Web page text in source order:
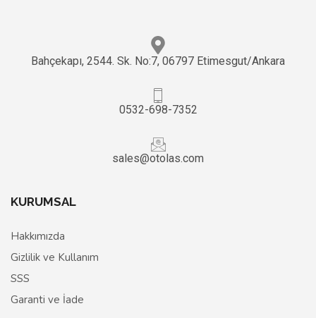
Bahçekapı, 2544. Sk. No:7, 06797 Etimesgut/Ankara
0532-698-7352
sales@otolas.com
KURUMSAL
Hakkımızda
Gizlilik ve Kullanım
SSS
Garanti ve İade